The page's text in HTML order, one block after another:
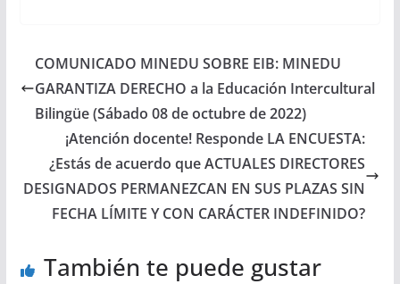
COMUNICADO MINEDU SOBRE EIB: MINEDU
GARANTIZA DERECHO a la Educación Intercultural
Bilingüe (Sábado 08 de octubre de 2022)
¡Atención docente! Responde LA ENCUESTA:
¿Estás de acuerdo que ACTUALES DIRECTORES
DESIGNADOS PERMANEZCAN EN SUS PLAZAS SIN
FECHA LÍMITE Y CON CARÁCTER INDEFINIDO?
También te puede gustar